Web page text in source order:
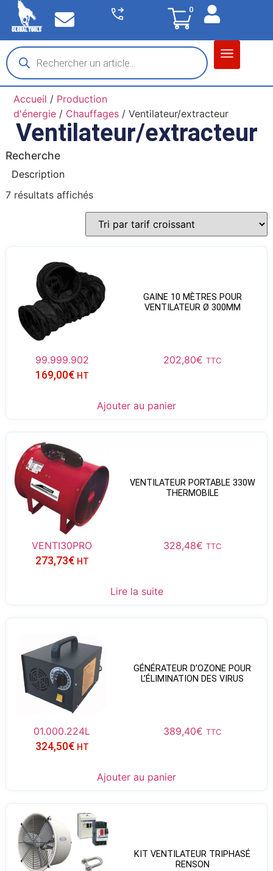
0
Accueil / Production
d'énergie / Chauffages / Ventilateur/extracteur
Ventilateur/extracteur
Recherche
Description
7 résultats affichés
GAINE 10 MÈTRES POUR
VENTILATEUR Ø 300MM
99.999.902 202,80€ TTC
169,00€ HT
Ajouter au panier
VENTILATEUR PORTABLE 330W
THERMOBILE
VENTI30PRO 328,48€ TTC
273,73€ HT
Lire la suite
GÉNÉRATEUR D’OZONE POUR
L’ÉLIMINATION DES VIRUS
01.000.224L 389,40€ TTC
324,50€ HT
Ajouter au panier
KIT VENTILATEUR TRIPHASÉ
RENSON